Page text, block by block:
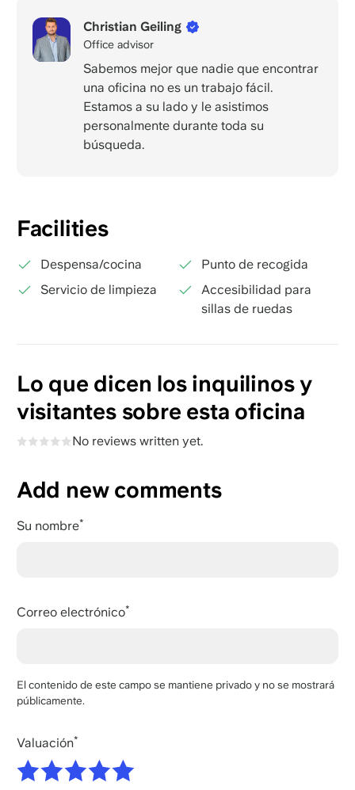
Christian Geiling
Office advisor
Sabemos mejor que nadie que encontrar
una oficina no es un trabajo fácil.
Estamos a su lado y le asistimos
personalmente durante toda su
búsqueda.
Facilities
Despensa/cocina
Punto de recogida
Servicio de limpieza
Accesibilidad para
sillas de ruedas
Lo que dicen los inquilinos y
visitantes sobre esta oficina
No reviews written yet.
Add new comments
Su nombre
Correo electrónico
El contenido de este campo se mantiene privado y no se mostrará
públicamente.
Valuación